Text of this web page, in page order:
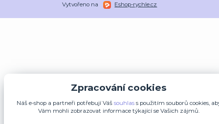
Vytvořeno na
Eshop-rychle.cz
Zpracování cookies
Náš e-shop a partneři potřebují Váš souhlass použitím souborů cookies,
Vám mohli zobrazovat informace týkající se Vašich zájmů.